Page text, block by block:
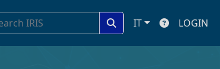
IT LOGIN